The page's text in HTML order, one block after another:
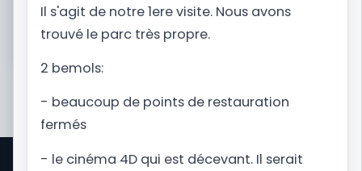
Il s'agit de notre 1ere visite. Nous avons
trouvé le parc très propre.
2 bemols:
- beaucoup de points de restauration
fermés
- le cinéma 4D qui est décevant. Il serait
Je prépare mon voyage